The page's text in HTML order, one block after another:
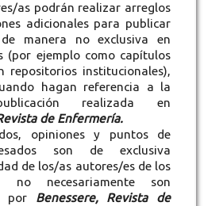
as podrán realizar arreglos
adicionales para publicar
manera no exclusiva en
(por ejemplo como capítulos
repositorios institucionales),
hagan referencia a la
realizada en
de Enfermería.
opiniones y puntos de
son de exclusiva
de los/as autores/es de los
no necesariamente son
por Benessere, Revista de